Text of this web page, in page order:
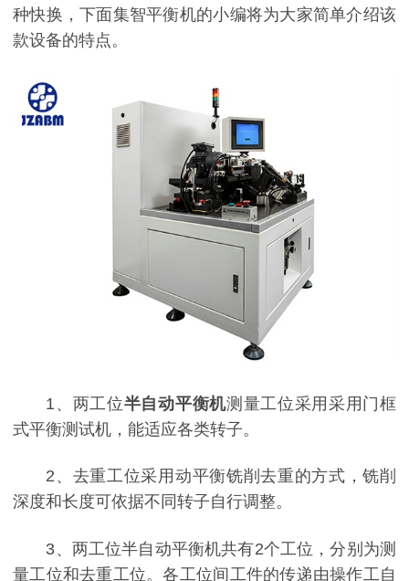
种快换，下面集智平衡机的小编将为大家简单介绍该
款设备的特点。
1、两工位半自动平衡机测量工位采用采用门框
式平衡测试机，能适应各类转子。
2、去重工位采用动平衡铣削去重的方式，铣削
深度和长度可依据不同转子自行调整。
3、两工位半自动平衡机共有2个工位，分别为测
量工位和去重工位。各工位间工件的传递由操作工自